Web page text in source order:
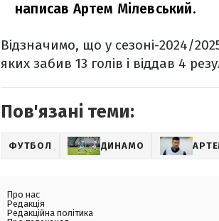
написав Артем Мілевський.
Відзначимо, що у сезоні-2024/
яких забив 13 голів і віддав 4
Пов'язані теми:
ФУТБОЛ ДИНАМО
Про нас
Редакція
Редакційна політика